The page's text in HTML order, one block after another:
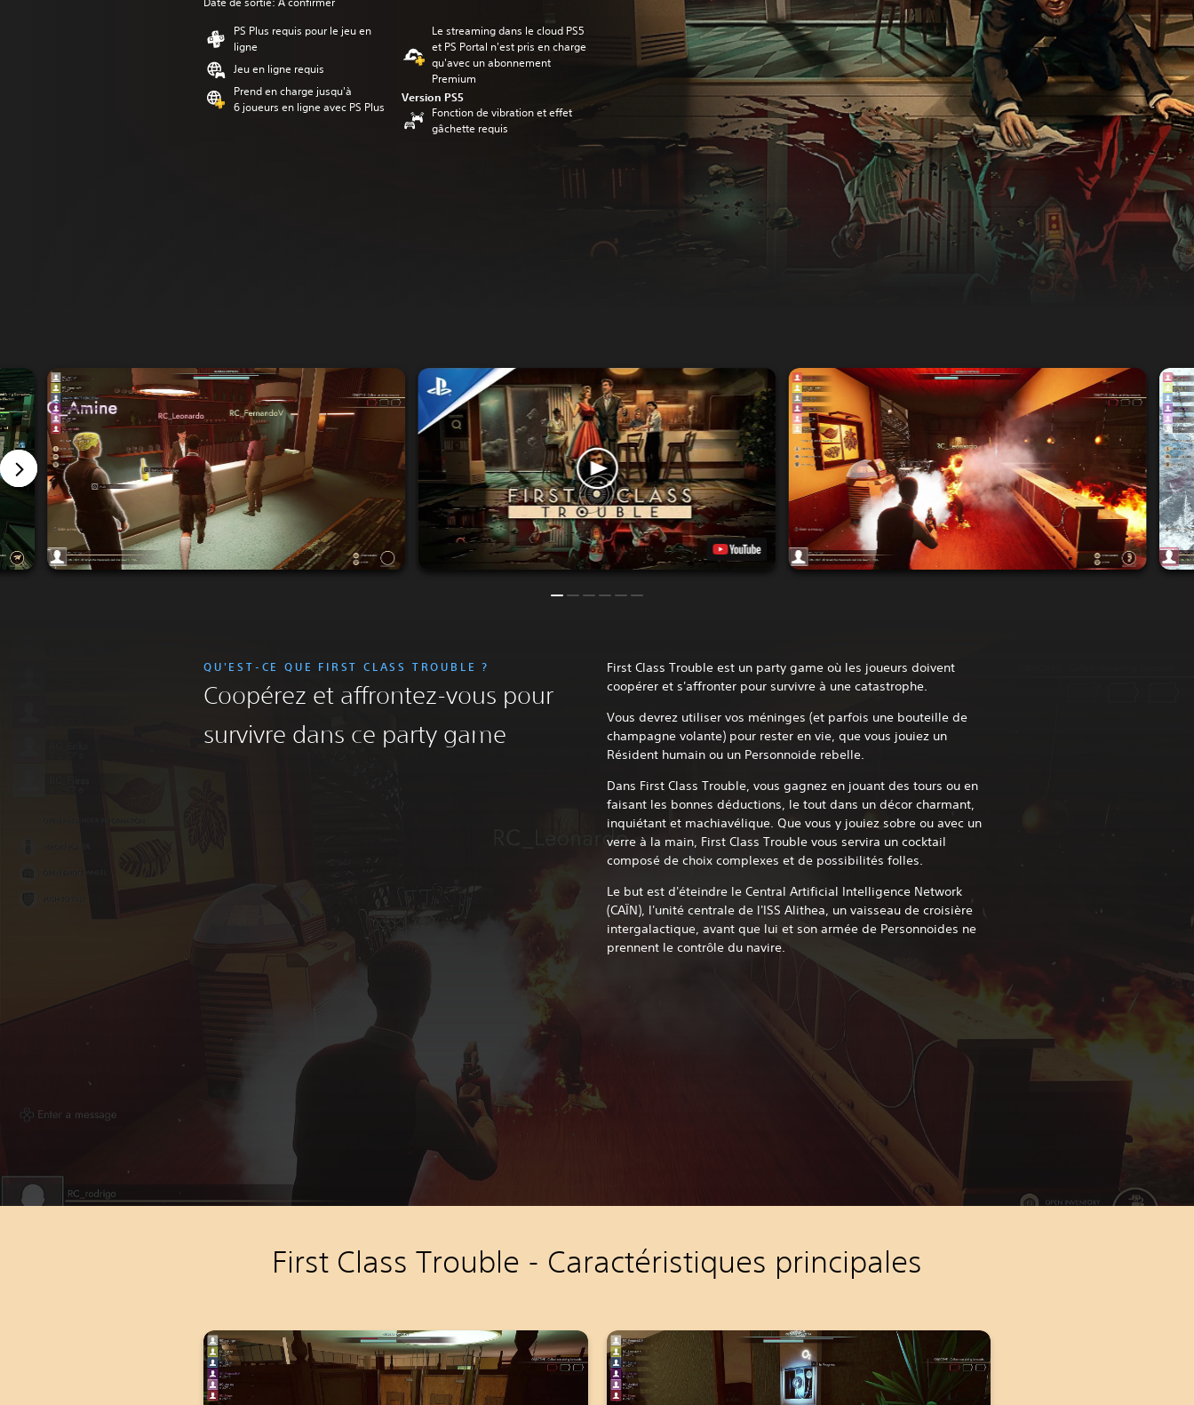
PS Plus requis pour le jeu en
ligne
Jeu en ligne requis
Prend en charge jusqu'à
6 joueurs en ligne avec PS Plus
Le streaming dans le cloud PS5
et PS Portal n'est pris en charge
qu'avec un abonnement
Premium
Version PS5
Fonction de vibration et effet
gâchette requis
QU'EST-CE QUE FIRST CLASS TROUBLE ?
Coopérez et affrontez-vous pour
survivre dans ce party game
First Class Trouble est un party game où les joueurs doivent
coopérer et s'affronter pour survivre à une catastrophe.
Vous devrez utiliser vos méninges (et parfois une bouteille de
champagne volante) pour rester en vie, que vous jouiez un
Résident humain ou un Personnoide rebelle.
Dans First Class Trouble, vous gagnez en jouant des tours ou en
faisant les bonnes déductions, le tout dans un décor charmant,
inquiétant et machiavélique. Que vous y jouiez sobre ou avec un
verre à la main, First Class Trouble vous servira un cocktail
composé de choix complexes et de possibilités folles.
Le but est d'éteindre le Central Artificial Intelligence Network
(CAÏN), l'unité centrale de l'ISS Alithea, un vaisseau de croisière
intergalactique, avant que lui et son armée de Personnoides ne
prennent le contrôle du navire.
First Class Trouble - Caractéristiques principales